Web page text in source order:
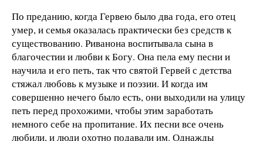
По преданию, когда Гервею было два года, его отец
умер, и семья оказалась практически без средств к
существованию. Риванона воспитывала сына в
благочестии и любви к Богу. Она пела ему песни и
научила и его петь, так что святой Гервей с детства
стяжал любовь к музыке и поэзии. И когда им
совершенно нечего было есть, они выходили на улицу
петь перед прохожими, чтобы этим заработать
немного себе на пропитание. Их песни все очень
любили, и люди охотно подавали им. Однажды